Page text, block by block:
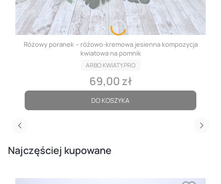
Różowy poranek – różowo-kremowa jesienna kompozycja
kwiatowa na pomnik
ARBO KWIATY.PRO
Cena
69,00 zł
DO KOSZYKA
Najczęściej kupowane